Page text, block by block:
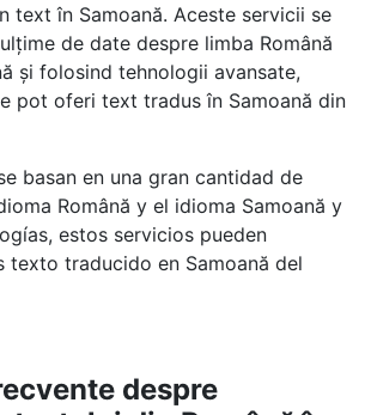
text în Samoană. Aceste servicii se
de date despre limba Română
și folosind tehnologii avansate,
pot oferi text tradus în Samoană din
basan en una gran cantidad de
Română y el idioma Samoană y
estos servicios pueden
texto traducido en Samoană del
despre